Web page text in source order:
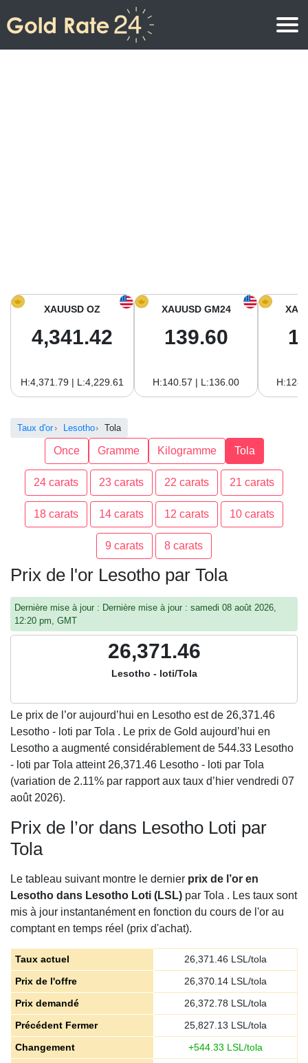
Prix de l’or aujourd’hui en Amérique du Sud
XAUUSD OZ
4,341.42
H:4,371.79 | L:4,229.61
XAUUSD GM24
139.60
H:140.57 | L:136.00
Taux d'or Lesotho Tola
Once Gramme Kilogramme Tola
24 carats 23 carats 22 carats 21 carats
18 carats 14 carats 12 carats 10 carats
9 carats 8 carats
Prix de l'or Lesotho par Tola
Dernière mise à jour : Dernière mise à jour : samedi 08 août 2026,
12:20 pm, GMT
26,371.46
Lesotho - loti/Tola
Le prix de l’or aujourd’hui en Lesotho est de 26,371.46
Lesotho - loti par Tola . Le prix de Gold aujourd’hui en
Lesotho a augmenté considérablement de 544.33 Lesotho
- loti par Tola atteint 26,371.46 Lesotho - loti par Tola
(variation de 2.11% par rapport aux taux d’hier vendredi 07
août 2026).
Prix de l’or dans Lesotho Loti par
Tola
Le tableau suivant montre le dernier prix de l’or en
Lesotho dans Lesotho Loti (LSL) par Tola . Les taux sont
mis à jour instantanément en fonction du cours de l'or au
comptant en temps réel (prix d'achat).
Taux actuel 26,371.46 LSL/tola
Prix de l'offre
26,370.14 LSL/tola
Prix demandé
26,372.78 LSL/tola
Précédent Fermer
25,827.13 LSL/tola
Changement
+544.33 LSL/tola